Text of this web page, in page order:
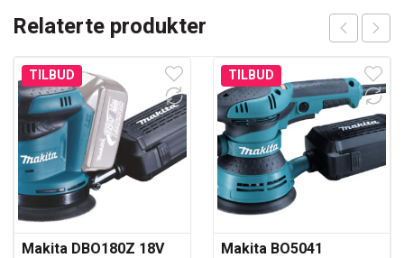
Relaterte produkter
TILBUD
Makita DBO180Z 18V
TILBUD
Makita BO5041